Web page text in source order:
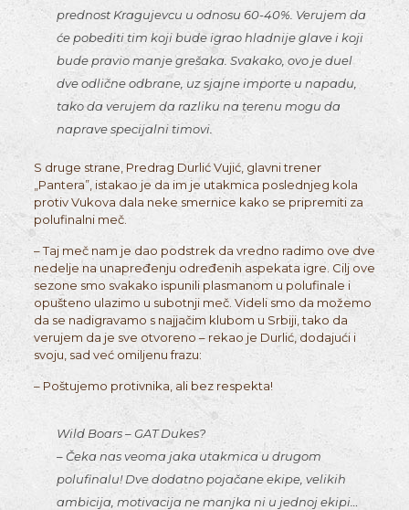
prednost Kragujevcu u odnosu 60-40%. Verujem da
će pobediti tim koji bude igrao hladnije glave i koji
bude pravio manje grešaka. Svakako, ovo je duel
dve odlične odbrane, uz sjajne importe u napadu,
tako da verujem da razliku na terenu mogu da
naprave specijalni timovi.
S druge strane, Predrag Durlić Vujić, glavni trener
„Pantera”, istakao je da im je utakmica poslednjeg kola
protiv Vukova dala neke smernice kako se pripremiti za
polufinalni meč.
– Taj meč nam je dao podstrek da vredno radimo ove dve
nedelje na unapređenju određenih aspekata igre. Cilj ove
sezone smo svakako ispunili plasmanom u polufinale i
opušteno ulazimo u subotnji meč. Videli smo da možemo
da se nadigravamo s najjačim klubom u Srbiji, tako da
verujem da je sve otvoreno – rekao je Durlić, dodajući i
svoju, sad već omiljenu frazu:
– Poštujemo protivnika, ali bez respekta!
Wild Boars – GAT Dukes?
– Čeka nas veoma jaka utakmica u drugom
polufinalu! Dve dodatno pojačane ekipe, velikih
ambicija, motivacija ne manjka ni u jednoj ekipi…